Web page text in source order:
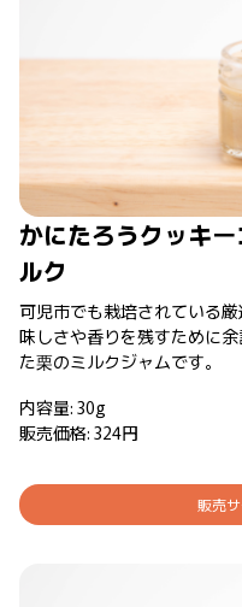
かにたろうクッキ
ルク
可児市でも栽培されている
味しさや香りを残すために
た栗のミルクジャムです。
内容量: 30g
販売価格: 324円
販売